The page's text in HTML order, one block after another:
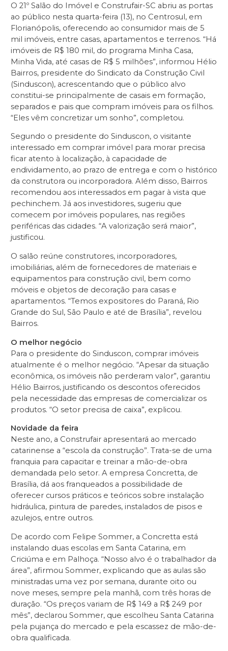
O 21º Salão do Imóvel e Construfair-SC abriu as portas
ao público nesta quarta-feira (13), no Centrosul, em
Florianópolis, oferecendo ao consumidor mais de 5
mil imóveis, entre casas, apartamentos e terrenos. “Há
imóveis de R$ 180 mil, do programa Minha Casa,
Minha Vida, até casas de R$ 5 milhões”, informou Hélio
Bairros, presidente do Sindicato da Construção Civil
(Sinduscon), acrescentando que o público alvo
constitui-se principalmente de casais em formação,
separados e pais que compram imóveis para os filhos.
“Eles vêm concretizar um sonho”, completou.
Segundo o presidente do Sinduscon, o visitante
interessado em comprar imóvel para morar precisa
ficar atento à localização, à capacidade de
endividamento, ao prazo de entrega e com o histórico
da construtora ou incorporadora. Além disso, Bairros
recomendou aos interessados em pagar à vista que
pechinchem. Já aos investidores, sugeriu que
comecem por imóveis populares, nas regiões
periféricas das cidades. “A valorização será maior”,
justificou.
O salão reúne construtores, incorporadores,
imobiliárias, além de fornecedores de materiais e
equipamentos para construção civil, bem como
móveis e objetos de decoração para casas e
apartamentos. “Temos expositores do Paraná, Rio
Grande do Sul, São Paulo e até de Brasília”, revelou
Bairros.
O melhor negócio
Para o presidente do Sinduscon, comprar imóveis
atualmente é o melhor negócio. “Apesar da situação
econômica, os imóveis não perderam valor”, garantiu
Hélio Bairros, justificando os descontos oferecidos
pela necessidade das empresas de comercializar os
produtos. “O setor precisa de caixa”, explicou.
Novidade da feira
Neste ano, a Construfair apresentará ao mercado
catarinense a “escola da construção”. Trata-se de uma
franquia para capacitar e treinar a mão-de-obra
demandada pelo setor. A empresa Concretta, de
Brasília, dá aos franqueados a possibilidade de
oferecer cursos práticos e teóricos sobre instalação
hidráulica, pintura de paredes, instalados de pisos e
azulejos, entre outros.
De acordo com Felipe Sommer, a Concretta está
instalando duas escolas em Santa Catarina, em
Criciúma e em Palhoça. “Nosso alvo é o trabalhador da
área”, afirmou Sommer, explicando que as aulas são
ministradas uma vez por semana, durante oito ou
nove meses, sempre pela manhã, com três horas de
duração. “Os preços variam de R$ 149 a R$ 249 por
mês”, declarou Sommer, que escolheu Santa Catarina
pela pujança do mercado e pela escassez de mão-de-
obra qualificada.